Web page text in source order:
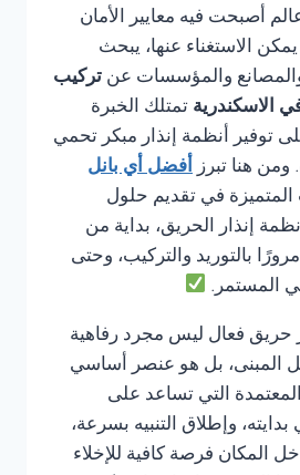
في عالم أصبحت فيه معايير الأمان
الاستغناء عنها، يبحث
والمصانع والمؤسسات عن تركيب
تمتلك الخبرة
توفير أنظمة إنذار مبكر تحمي
ومن هنا تبرز أفضل أي بانل
في تقديم حلول
إنذار الحريق، بداية من
بالتوريد والتركيب، وحتى
المستمر.
حريق فعال ليس مجرد رفاهية
المبنى، بل هو عنصر أساسي
التي تساعد على
وإطلاق التنبيه بسرعة،
المكان فرصة كافية للإخلاء